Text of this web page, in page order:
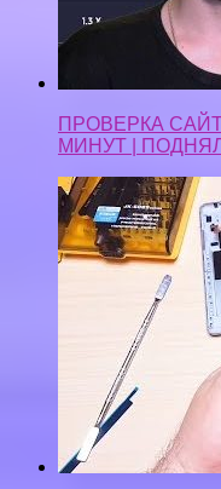
XIAOMI NOTE
МОДУЛЯ
Privacy-policy
Контакты